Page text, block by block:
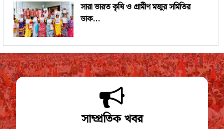
সারা ভারত কৃষি ও গ্রামীণ মজুর সমিতির
ডাক...
সাম্প্রতিক খবর